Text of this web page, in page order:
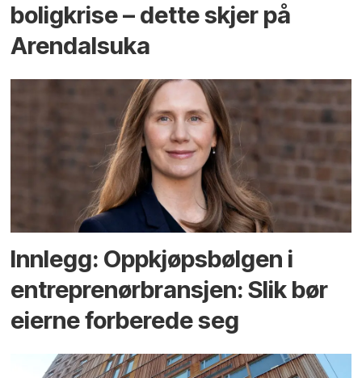
bolig­krise – dette skjer på
Arendals­uka
Innlegg: Oppkjøps­bølgen i
entreprenør­bransjen: Slik bør
eierne forberede seg